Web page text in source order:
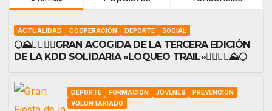
ACTUALIDAD COOPERACIÓN DEPORTE SOCIAL
🌕⛰️🏃‍♀️🏃‍♂️GRAN ACOGIDA DE LA TERCERA EDICIÓN
DE LA KDD SOLIDARIA «LOQUEO TRAIL»🏃‍♂️🏃‍♀️⛰️🌕
DEPORTE FORMACIÓN JÓVENES
PREVENCIÓN
VOLUNTARIADO